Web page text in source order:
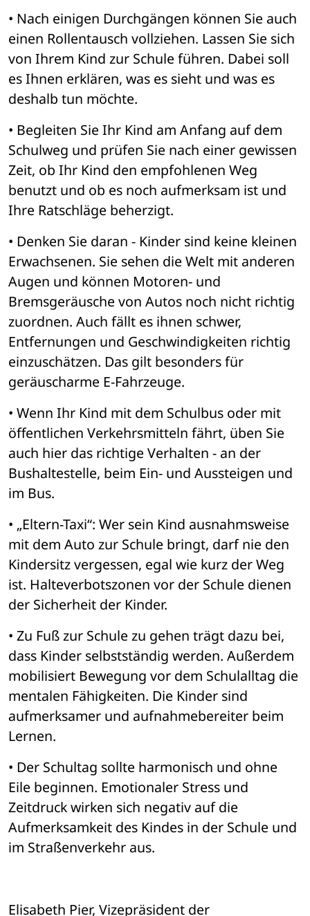
• Nach einigen Durchgängen können Sie auch
einen Rollentausch vollziehen. Lassen Sie sich
von Ihrem Kind zur Schule führen. Dabei soll
es Ihnen erklären, was es sieht und was es
deshalb tun möchte.
• Begleiten Sie Ihr Kind am Anfang auf dem
Schulweg und prüfen Sie nach einer gewissen
Zeit, ob Ihr Kind den empfohlenen Weg
benutzt und ob es noch aufmerksam ist und
Ihre Ratschläge beherzigt.
• Denken Sie daran - Kinder sind keine kleinen
Erwachsenen. Sie sehen die Welt mit anderen
Augen und können Motoren- und
Bremsgeräusche von Autos noch nicht richtig
zuordnen. Auch fällt es ihnen schwer,
Entfernungen und Geschwindigkeiten richtig
einzuschätzen. Das gilt besonders für
geräuscharme E-Fahrzeuge.
• Wenn Ihr Kind mit dem Schulbus oder mit
öffentlichen Verkehrsmitteln fährt, üben Sie
auch hier das richtige Verhalten - an der
Bushaltestelle, beim Ein- und Aussteigen und
im Bus.
• „Eltern-Taxi“: Wer sein Kind ausnahmsweise
mit dem Auto zur Schule bringt, darf nie den
Kindersitz vergessen, egal wie kurz der Weg
ist. Halteverbotszonen vor der Schule dienen
der Sicherheit der Kinder.
• Zu Fuß zur Schule zu gehen trägt dazu bei,
dass Kinder selbstständig werden. Außerdem
mobilisiert Bewegung vor dem Schulalltag die
mentalen Fähigkeiten. Die Kinder sind
aufmerksamer und aufnahmebereiter beim
Lernen.
• Der Schultag sollte harmonisch und ohne
Eile beginnen. Emotionaler Stress und
Zeitdruck wirken sich negativ auf die
Aufmerksamkeit des Kindes in der Schule und
im Straßenverkehr aus.
Elisabeth Pier, Vizepräsident der